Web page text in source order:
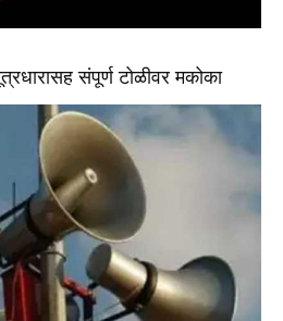
संपूर्ण टोळीवर मकोका